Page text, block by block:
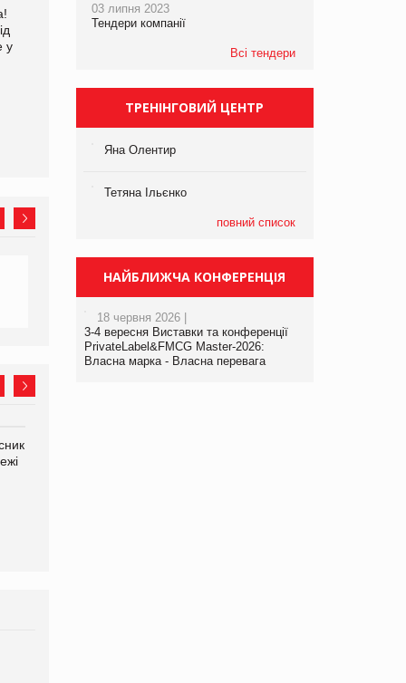
у
EVA.UA запустила
кампанію «Хто б знав» про
03 липня 2023
Тендери компанії
Всі тендери
ТРЕНІНГОВИЙ ЦЕНТР
Яна Олентир
Тетяна Ільєнко
повний список
НАЙБЛИЖЧА КОНФЕРЕНЦІЯ
18 червня 2026 |
3-4 вересня Виставки та конференції
PrivateLabel&FMCG Master-2026:
Власна марка - Власна перевага